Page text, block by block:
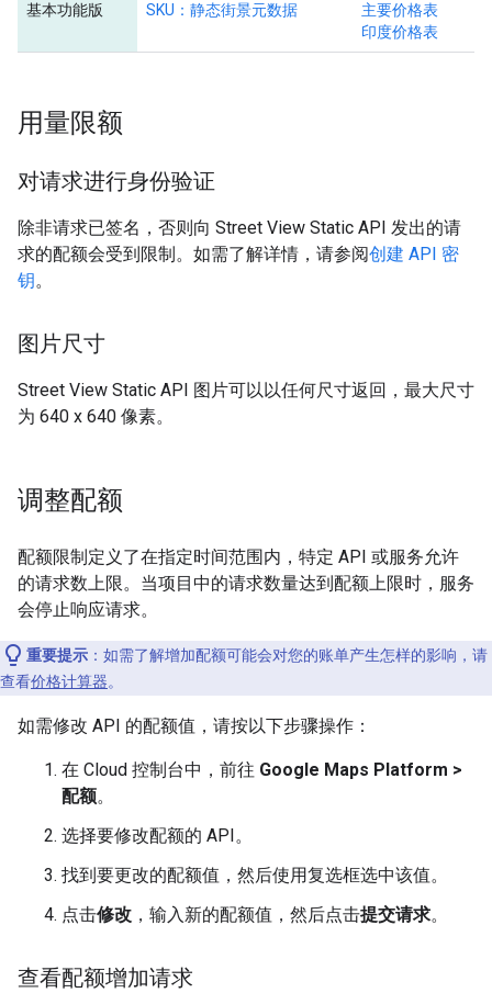
基本功能版 SKU：静态街景元数据
主要价格表
印度价格表
用量限额
对请求进行身份验证
除非请求已签名，否则向 Street View Static API 发出的请
求的配额会受到限制。如需了解详情，请参阅创建 API 密
钥。
图片尺寸
Street View Static API 图片可以以任何尺寸返回，最大尺寸
为 640 x 640 像素。
调整配额
配额限制定义了在指定时间范围内，特定 API 或服务允许
的请求数上限。当项目中的请求数量达到配额上限时，服务
会停止响应请求。
重要提示 ：如需了解增加配额可能会对您的账单产生怎样的影响，请
查看价格计算器。
如需修改 API 的配额值，请按以下步骤操作：
在 Cloud 控制台中，前往 Google Maps Platform >
配额。
选择要修改配额的 API。
找到要更改的配额值，然后使用复选框选中该值。
点击修改 ，输入新的配额值，然后点击提交请求。
查看配额增加请求